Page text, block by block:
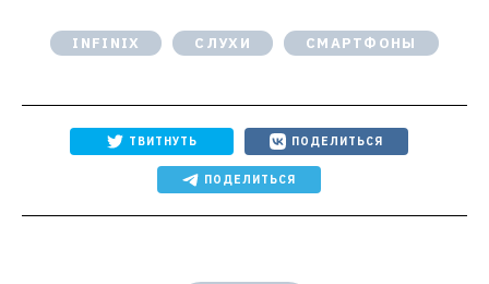
INFINIX СЛУХИ СМАРТФОНЫ
ТВИТНУТЬ ПОДЕЛИТЬСЯ
ПОДЕЛИТЬСЯ